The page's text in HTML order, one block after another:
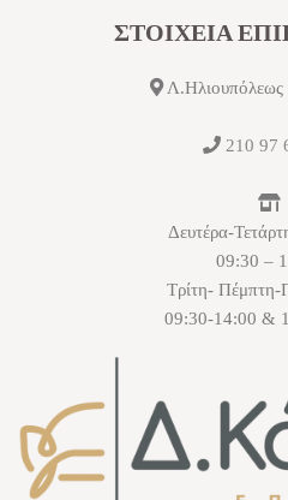
ΣΤΟΙΧΕΙΑ
210 97
Δευτέρα-
09:30 –
Τρίτη- Πέμπτη-
09:30-14:00 &